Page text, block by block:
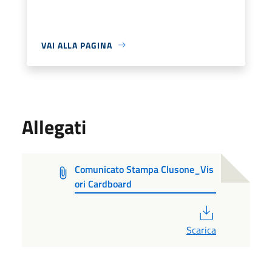
VAI ALLA PAGINA
Allegati
Comunicato Stampa Clusone_Vis
ori Cardboard
Scarica